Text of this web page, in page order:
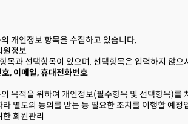
개인정보 항목을 수집하고 있습니다.
원정보
목과 선택항목이 있으며, 선택항목은 입력하지 않
, 이메일, 휴대전화번호
목적을 위하여 개인정보(필수항목 및 선택항목)
별도의 동의를 받는 등 필요한 조치를 이행할 예정
회원관리